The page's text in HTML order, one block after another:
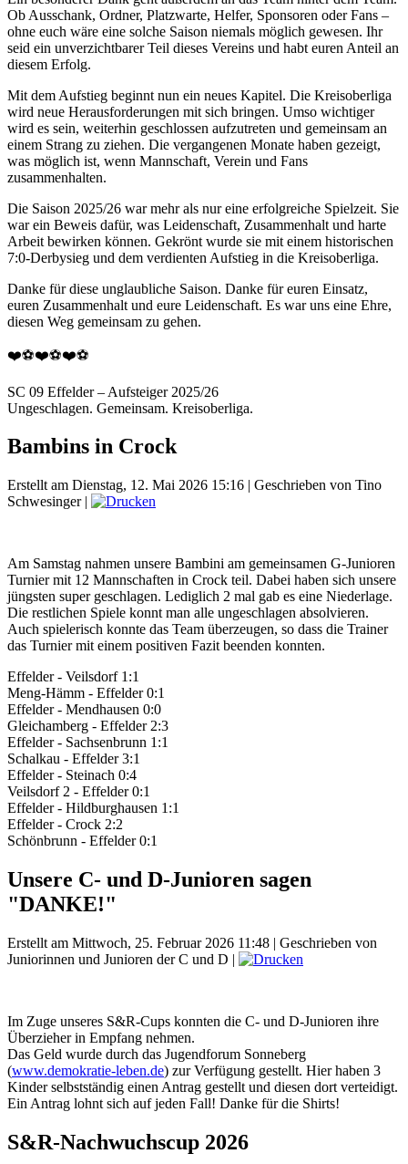
Ob Ausschank, Ordner, Platzwarte, Helfer, Sponsoren oder Fans –
ohne euch wäre eine solche Saison niemals möglich gewesen. Ihr
seid ein unverzichtbarer Teil dieses Vereins und habt euren Anteil an
diesem Erfolg.
Mit dem Aufstieg beginnt nun ein neues Kapitel. Die Kreisoberliga
wird neue Herausforderungen mit sich bringen. Umso wichtiger
wird es sein, weiterhin geschlossen aufzutreten und gemeinsam an
einem Strang zu ziehen. Die vergangenen Monate haben gezeigt,
was möglich ist, wenn Mannschaft, Verein und Fans
zusammenhalten.
Die Saison 2025/26 war mehr als nur eine erfolgreiche Spielzeit. Sie
war ein Beweis dafür, was Leidenschaft, Zusammenhalt und harte
Arbeit bewirken können. Gekrönt wurde sie mit einem historischen
7:0-Derbysieg und dem verdienten Aufstieg in die Kreisoberliga.
Danke für diese unglaubliche Saison. Danke für euren Einsatz,
euren Zusammenhalt und eure Leidenschaft. Es war uns eine Ehre,
diesen Weg gemeinsam zu gehen.
❤️⚽❤️⚽❤️⚽
SC 09 Effelder – Aufsteiger 2025/26
Ungeschlagen. Gemeinsam. Kreisoberliga.
Bambins in Crock
Erstellt am Dienstag, 12. Mai 2026 15:16 | Geschrieben von Tino
Schwesinger|
Am Samstag nahmen unsere Bambini am gemeinsamen G-Junioren
Turnier mit 12 Mannschaften in Crock teil. Dabei haben sich unsere
jüngsten super geschlagen. Lediglich 2 mal gab es eine Niederlage.
Die restlichen Spiele konnt man alle ungeschlagen absolvieren.
Auch spielerisch konnte das Team überzeugen, so dass die Trainer
das Turnier mit einem positiven Fazit beenden konnten.
Effelder - Veilsdorf 1:1
Meng-Hämm - Effelder 0:1
Effelder - Mendhausen 0:0
Gleichamberg - Effelder 2:3
Effelder - Sachsenbrunn 1:1
Schalkau - Effelder 3:1
Effelder - Steinach 0:4
Veilsdorf 2 - Effelder 0:1
Effelder - Hildburghausen 1:1
Effelder - Crock 2:2
Schönbrunn - Effelder 0:1
Unsere C- und D-Junioren sagen
"DANKE!"
Erstellt am Mittwoch, 25. Februar 2026 11:48 | Geschrieben von
Juniorinnen und Junioren der C und D |
Im Zuge unseres S&R-Cups konnten die C- und D-Junioren ihre
Überzieher in Empfang nehmen.
Das Geld wurde durch das Jugendforum Sonneberg
(www.demokratie-leben.de) zur Verfügung gestellt. Hier haben 3
Kinder selbstständig einen Antrag gestellt und diesen dort verteidigt.
Ein Antrag lohnt sich auf jeden Fall! Danke für die Shirts!
S&R-Nachwuchscup 2026